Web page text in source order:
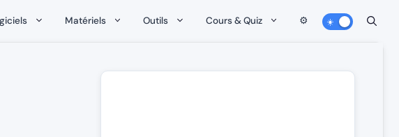
Matériels Outils Cours & Quiz ⚙️